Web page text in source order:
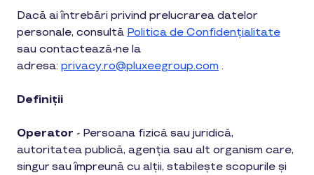
Dacă ai întrebări privind prelucrarea datelor
personale, consultă Politica de Confidențialitate
sau contactează-ne la
adresa: privacy.ro@pluxeegroup.com .
Definiții
Operator - Persoana fizică sau juridică,
autoritatea publică, agenția sau alt organism care,
singur sau împreună cu alții, stabilește scopurile și